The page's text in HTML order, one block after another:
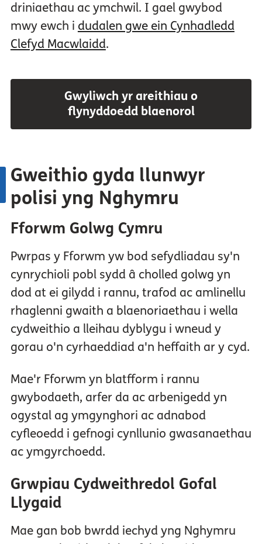
driniaethau ac ymchwil. I gael gwybod
mwy ewch i dudalen gwe ein Cynhadledd
Clefyd Macwlaidd.
Gwyliwch yr areithiau o
flynyddoedd blaenorol
Gweithio gyda llunwyr
polisi yng Nghymru
Fforwm Golwg Cymru
Pwrpas y Fforwm yw bod sefydliadau sy'n
cynrychioli pobl sydd â cholled golwg yn
dod at ei gilydd i rannu, trafod ac amlinellu
rhaglenni gwaith a blaenoriaethau i wella
cydweithio a lleihau dyblygu i wneud y
gorau o'n cyrhaeddiad a'n heffaith ar y cyd.
Mae'r Fforwm yn blatfform i rannu
gwybodaeth, arfer da ac arbenigedd yn
ogystal ag ymgynghori ac adnabod
cyfleoedd i gefnogi cynllunio gwasanaethau
ac ymgyrchoedd.
Grwpiau Cydweithredol Gofal
Llygaid
Mae gan bob bwrdd iechyd yng Nghymru